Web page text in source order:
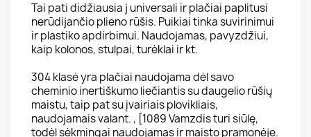
Tai pati didžiausia j universali ir plačiai paplitusi
nerūdijančio plieno rūšis. Puikiai tinka suvirinimui
ir plastiko apdirbimui. Naudojamas, pavyzdžiui,
kaip kolonos, stulpai, turėklai ir kt.
304 klasė yra plačiai naudojama dėl savo
cheminio inertiškumo liečiantis su daugelio rūšių
maistu, taip pat su įvairiais plovikliais,
naudojamais valant. , [1089 Vamzdis turi siūlę,
todėl sėkmingai naudojamas ir maisto pramonėje.